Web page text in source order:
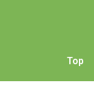
Top